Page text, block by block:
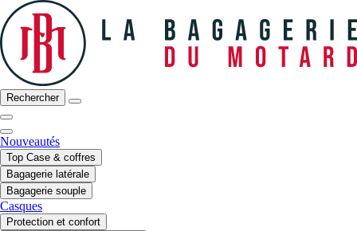
Rechercher
Nouveautés
Top Case & coffres
Bagagerie latérale
Bagagerie souple
Casques
Protection et confort